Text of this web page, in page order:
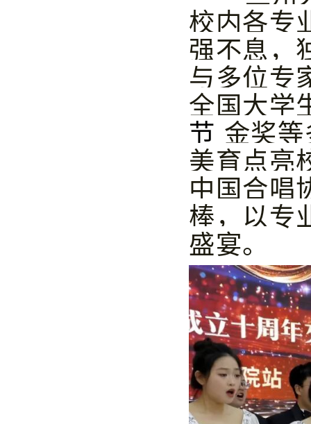
校内各专
强不息，
与多位专
全国大学
节 金奖
美育点亮
中国合唱
棒，以专
盛宴。